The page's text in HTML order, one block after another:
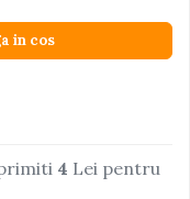
in cos
4 Lei pentru